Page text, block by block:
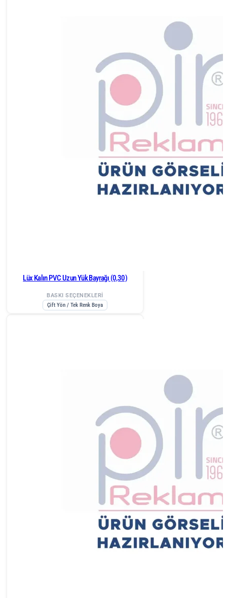
Lüx Kalın PVC Uzun Yük Bayrağı (0,30)
BASKI SEÇENEKLERİ
Çift Yön / Tek Renk Boya